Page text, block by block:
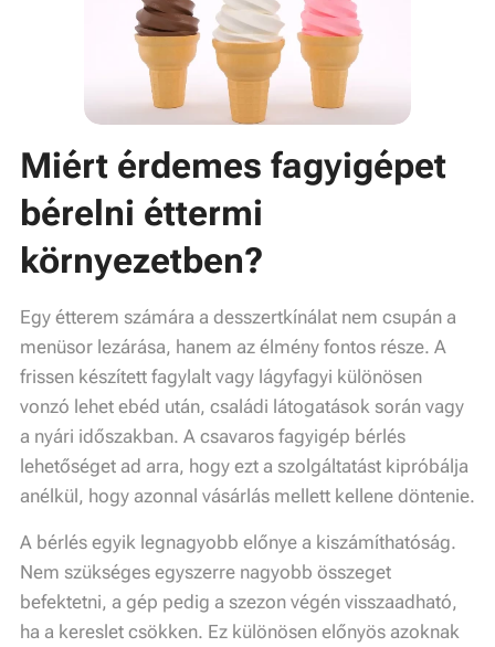
Miért érdemes fagyigépet
bérelni éttermi
környezetben?
Egy étterem számára a desszertkínálat nem csupán a
menüsor lezárása, hanem az élmény fontos része. A
frissen készített fagylalt vagy lágyfagyi különösen
vonzó lehet ebéd után, családi látogatások során vagy
a nyári időszakban. A csavaros fagyigép bérlés
lehetőséget ad arra, hogy ezt a szolgáltatást kipróbálja
anélkül, hogy azonnal vásárlás mellett kellene döntenie.
A bérlés egyik legnagyobb előnye a kiszámíthatóság.
Nem szükséges egyszerre nagyobb összeget
befektetni, a gép pedig a szezon végén visszaadható,
ha a kereslet csökken. Ez különösen előnyös azoknak